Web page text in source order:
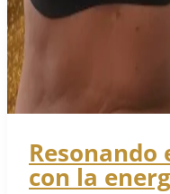
Resonando
con la